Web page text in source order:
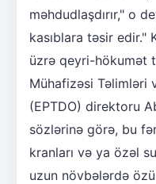
məhdudlaşdırır," o
kasıblara təsir edir."
üzrə qeyri-hökumət
Mühafizəsi Təlimləri
(EPTDO) direktoru
sözlərinə görə, bu
kranları və ya özəl su
uzun növbələrdə